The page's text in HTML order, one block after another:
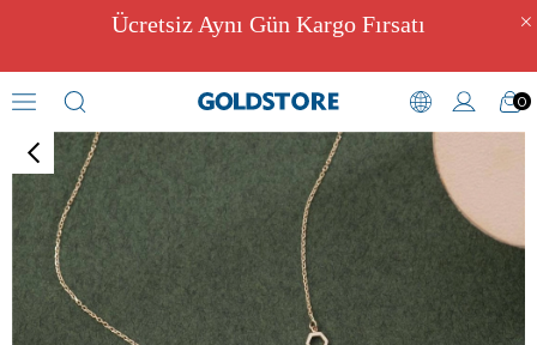
Ücretsiz Aynı Gün Kargo Fırsatı
0
Evcil Hayvan Anı Takıları